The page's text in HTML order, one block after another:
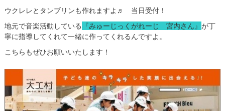
ウクレレとタンブリンも作れますよ♬ 当日受付！
地元で音楽活動している 『みゅーじっくがれーじ 宮内さん』 が丁
寧に指導してくれて一緒に作ってくれるんですよ。
こちらもぜひお願いいたします！